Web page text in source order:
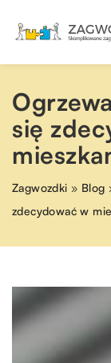
się
Zagwozdki » Blog
zdecydować w